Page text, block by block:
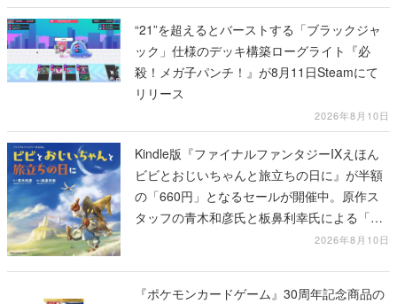
“21”を超えるとバーストする「ブラックジャ
ック」仕様のデッキ構築ローグライト『必
殺！メガ子パンチ！』が8月11日Steamにて
リリース
2026年8月10日
Kindle版『ファイナルファンタジーIXえほん
ビビとおじいちゃんと旅立ちの日に』が半額
の「660円」となるセールが開催中。原作ス
タッフの青木和彦氏と板鼻利幸氏による「ビ
2026年8月10日
『ポケモンカードゲーム』30周年記念商品の